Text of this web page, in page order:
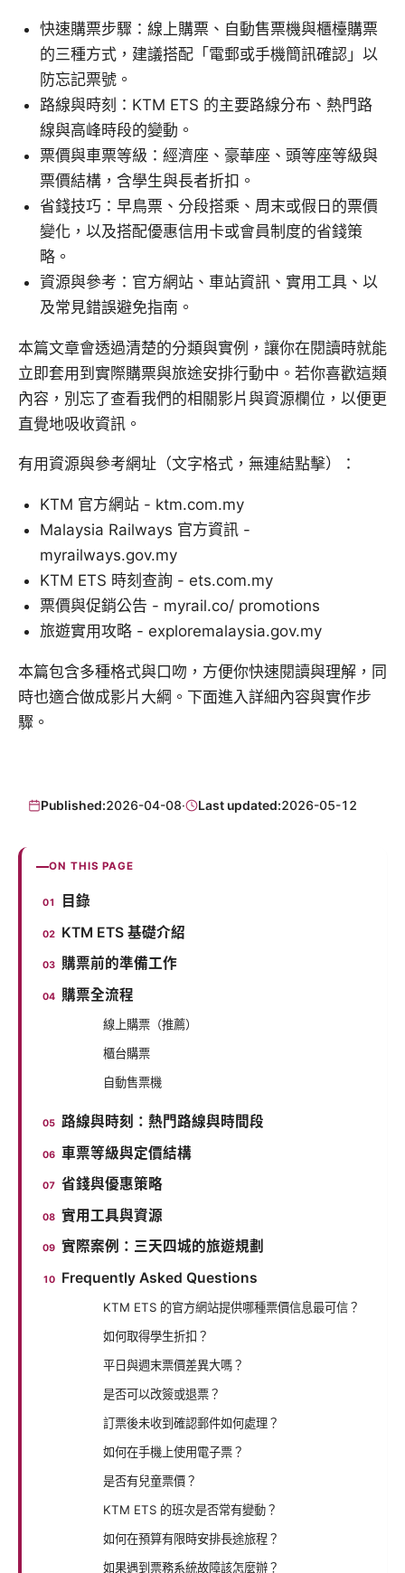
快速購票步驟：線上購票、自動售票機與櫃檯購票
的三種方式，建議搭配「電郵或手機簡訊確認」以
防忘記票號。
路線與時刻：KTM ETS 的主要路線分布、熱門路
線與高峰時段的變動。
票價與車票等級：經濟座、豪華座、頭等座等級與
票價結構，含學生與長者折扣。
省錢技巧：早鳥票、分段搭乘、周末或假日的票價
變化，以及搭配優惠信用卡或會員制度的省錢策
略。
資源與參考：官方網站、車站資訊、實用工具、以
及常見錯誤避免指南。
本篇文章會透過清楚的分類與實例，讓你在閱讀時就能
立即套用到實際購票與旅途安排行動中。若你喜歡這類
內容，別忘了查看我們的相關影片與資源欄位，以便更
直覺地吸收資訊。
有用資源與參考網址（文字格式，無連結點擊）：
KTM 官方網站 - ktm.com.my
Malaysia Railways 官方資訊 -
myrailways.gov.my
KTM ETS 時刻查詢 - ets.com.my
票價與促銷公告 - myrail.co/ promotions
旅遊實用攻略 - exploremalaysia.gov.my
本篇包含多種格式與口吻，方便你快速閱讀與理解，同
時也適合做成影片大綱。下面進入詳細內容與實作步
驟。
Published:2026-04-08· Last updated:2026-05-12
ON THIS PAGE
目錄
KTM ETS 基礎介紹
購票前的準備工作
購票全流程
線上購票（推薦）
櫃台購票
自動售票機
路線與時刻：熱門路線與時間段
車票等級與定價結構
省錢與優惠策略
實用工具與資源
實際案例：三天四城的旅遊規劃
Frequently Asked Questions
KTM ETS 的官方網站提供哪種票價信息最可信？
如何取得學生折扣？
平日與週末票價差異大嗎？
是否可以改簽或退票？
訂票後未收到確認郵件如何處理？
如何在手機上使用電子票？
是否有兒童票價？
KTM ETS 的班次是否常有變動？
如何在預算有限時安排長途旅程？
如果遇到票務系統故障該怎麼辦？